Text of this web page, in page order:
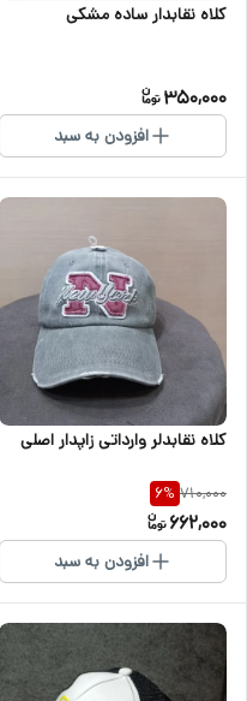
کلاه نقابدار ساده مشکی
350,000
افزودن به سبد
کلاه نقابدلر وارداتی زاپدار اصلی
710,000
6%
662,000
افزودن به سبد